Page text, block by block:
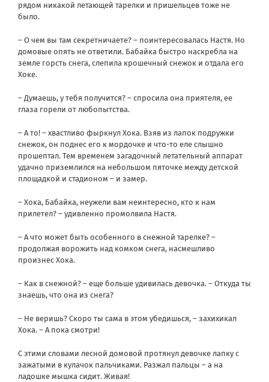
рядом никакой летающей тарелки и пришельцев тоже не
было.
– О чем вы там секретничаете? – поинтересовалась Настя. Но
домовые опять не ответили. Бабайка быстро наскребла на
земле горсть снега, слепила крошечный снежок и отдала его
Хоке.
– Думаешь, у тебя получится? – спросила она приятеля, ее
глаза горели от любопытства.
– А то! – хвастливо фыркнул Хока. Взяв из лапок подружки
снежок, он поднес его к мордочке и что-то еле слышно
прошептал. Тем временем загадочный летательный аппарат
удачно приземлился на небольшом пяточке между детской
площадкой и стадионом – и замер.
– Хока, Бабайка, неужели вам неинтересно, кто к нам
прилетел? – удивленно промолвила Настя.
– А что может быть особенного в снежной тарелке? –
продолжая ворожить над комком снега, насмешливо
произнес Хока.
– Как в снежной? – еще больше удивилась девочка. – Откуда ты
знаешь, что она из снега?
– Не веришь? Скоро ты сама в этом убедишься, – захихикал
Хока. – А пока смотри!
С этими словами лесной домовой протянул девочке лапку с
зажатыми в кулачок пальчиками. Разжал пальцы – а на
ладошке мышка сидит. Живая!